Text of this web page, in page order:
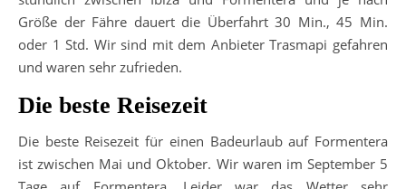
Größe der Fähre dauert die Überfahrt 30 Min., 45 Min.
oder 1 Std. Wir sind mit dem Anbieter Trasmapi gefahren
und waren sehr zufrieden.
Die beste Reisezeit
Die beste Reisezeit für einen Badeurlaub auf Formentera
ist zwischen Mai und Oktober. Wir waren im September 5